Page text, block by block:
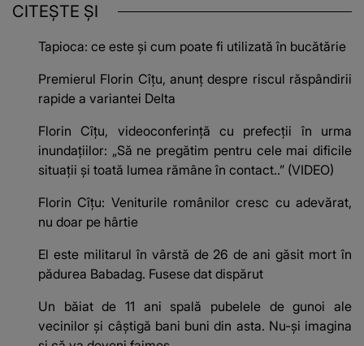
CITEȘTE ȘI
Tapioca: ce este și cum poate fi utilizată în bucătărie
Premierul Florin Cîțu, anunț despre riscul răspândirii
rapide a variantei Delta
Florin Cîţu, videoconferinţă cu prefecţii în urma
inundaţiilor: „Să ne pregătim pentru cele mai dificile
situaţii şi toată lumea rămâne în contact..” (VIDEO)
Florin Cîţu: Veniturile românilor cresc cu adevărat,
nu doar pe hârtie
El este militarul în vârstă de 26 de ani găsit mort în
pădurea Babadag. Fusese dat dispărut
Un băiat de 11 ani spală pubelele de gunoi ale
vecinilor și câștigă bani buni din asta. Nu-și imagina